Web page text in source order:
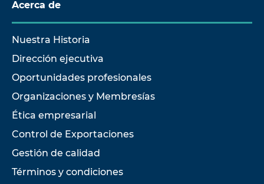
Acerca de
Nuestra Historia
Dirección ejecutiva
Oportunidades profesionales
Organizaciones y Membresías
Ética empresarial
Control de Exportaciones
Gestión de calidad
Términos y condiciones